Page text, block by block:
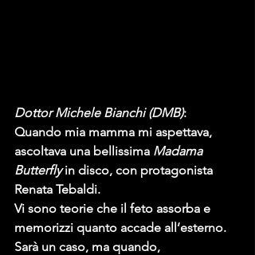
Dottor Michele Bianchi (DMB):
Quando mia mamma mi aspettava,
ascoltava una bellissima Madama
Butterfly in disco, con protagonista
Renata Tebaldi.
Vi sono teorie che il feto assorba e
memorizzi quanto accade all’esterno.
Sarà un caso, ma quando,